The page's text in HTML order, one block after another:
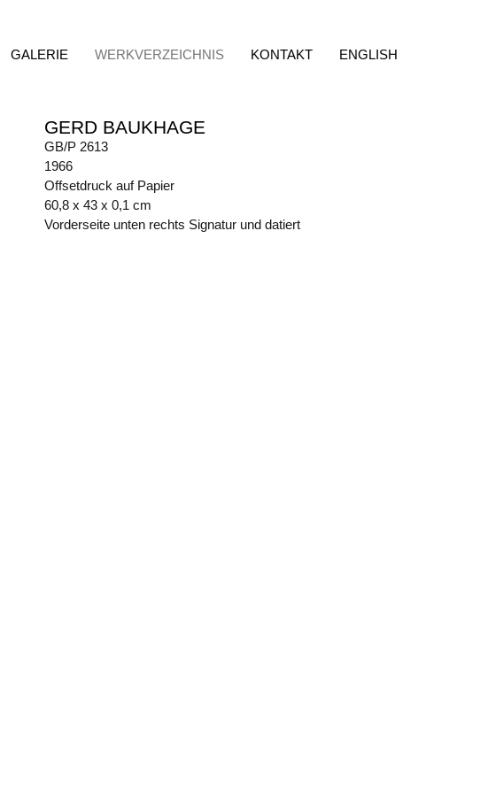
GALERIE WERKVERZEICHNIS KONTAKT ENGLISH
GERD BAUKHAGE
GB/P 2613
1966
Offsetdruck auf Papier
60,8 x 43 x 0,1 cm
Vorderseite unten rechts Signatur und datiert